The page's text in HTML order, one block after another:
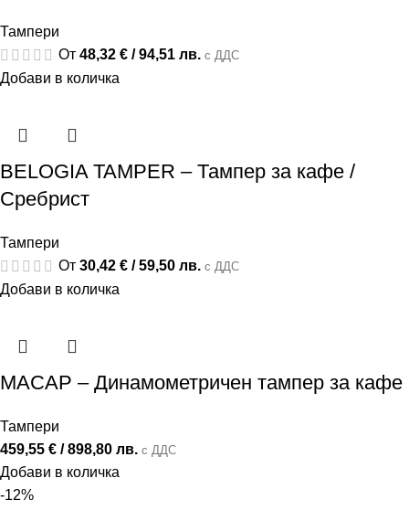
Тампери
От 48,32 € / 94,51 лв. с ДДС
Добави в количка
BELOGIA TAMPER – Тампер за кафе /
Сребрист
Тампери
От 30,42 € / 59,50 лв. с ДДС
Добави в количка
MACAP – Динамометричен тампер за кафе
Тампери
459,55 € / 898,80 лв. с ДДС
Добави в количка
-12%